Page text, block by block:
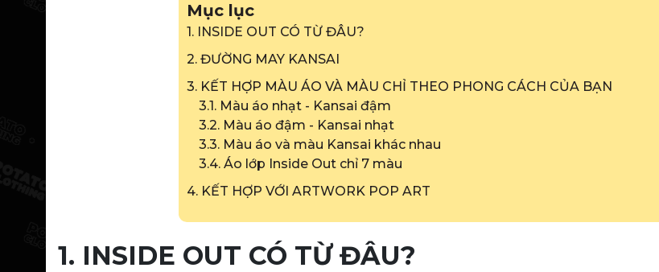
Mục lục
1. INSIDE OUT CÓ TỪ ĐÂU?
2. ĐƯỜNG MAY KANSAI
3. KẾT HỢP MÀU ÁO VÀ MÀU CHỈ THEO PHONG CÁCH CỦA BẠN
3.1. Màu áo nhạt - Kansai đậm
3.2. Màu áo đậm - Kansai nhạt
3.3. Màu áo và màu Kansai khác nhau
3.4. Áo lớp Inside Out chỉ 7 màu
4. KẾT HỢP VỚI ARTWORK POP ART
1. INSIDE OUT CÓ TỪ ĐÂU?